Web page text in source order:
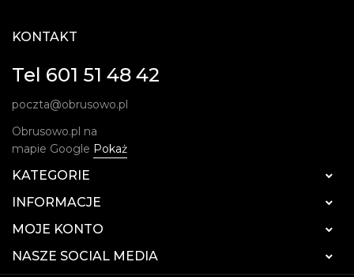
KONTAKT
Tel 601 51 48 42
poczta@obrusowo.pl
Obrusowo.pl na
mapie Google Pokaż
KATEGORIE 
INFORMACJE 
MOJE KONTO 
NASZE SOCIAL MEDIA 